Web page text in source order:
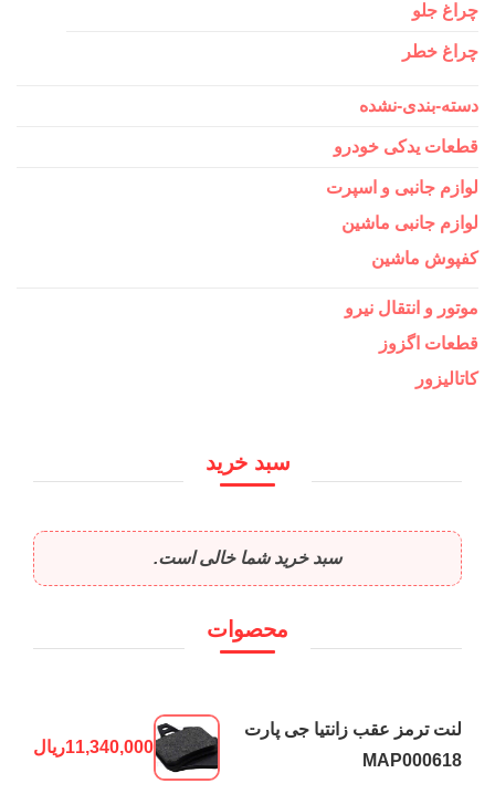
چراغ جلو
چراغ خطر
دسته-بندی-نشده
قطعات یدکی خودرو
لوازم جانبی و اسپرت
لوازم جانبی ماشین
کفپوش ماشین
موتور و انتقال نیرو
قطعات اگزوز
کاتالیزور
سبد خرید
سبد خرید شما خالی است.
محصوات
لنت ترمز عقب زانتیا جی پارت
MAP000618
11,340,000ریال